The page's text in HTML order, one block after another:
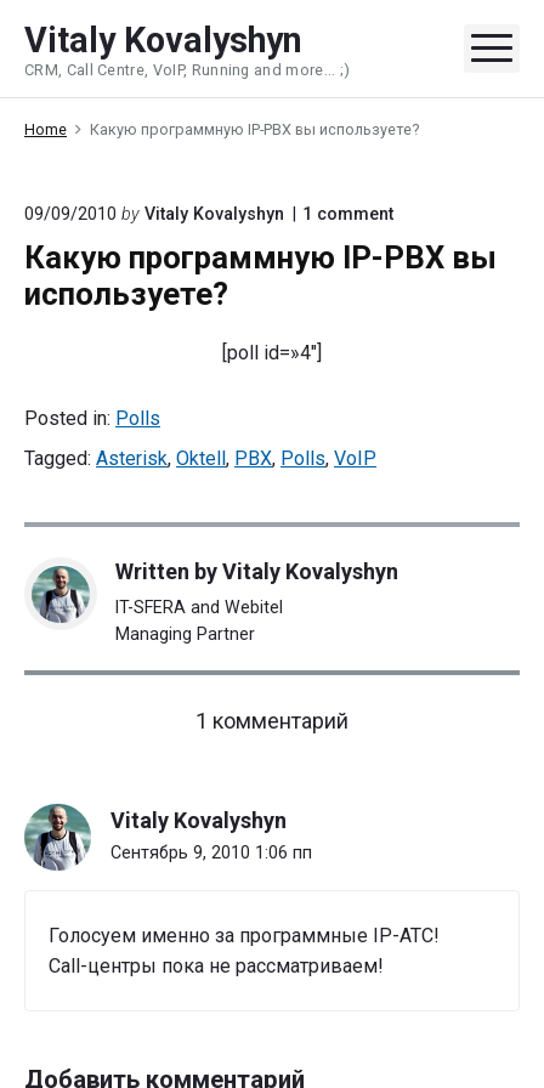
content
Vitaly Kovalyshyn
CRM, Call Centre, VoIP, Running and more... ;)
Home Какую программную IP-PBX вы используете?
09/09/2010 by Vitaly Kovalyshyn 1 commenton
программную
Какую программную IP-PBX вы
используете?
[poll id=»4″]
Posted in: Polls
Tagged: Asterisk, Oktell, PBX, Polls, VoIP
Written byVitaly Kovalyshyn
IT-SFERA and Webitel
Managing Partner
1 комментарий
Vitaly Kovalyshyn
Сентябрь 9, 2010 1:06 пп
Голосуем именно за программные IP-АТС!
Call-центры пока не рассматриваем!
Добавить комментарий